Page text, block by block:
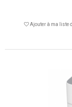
Ajouter à ma liste